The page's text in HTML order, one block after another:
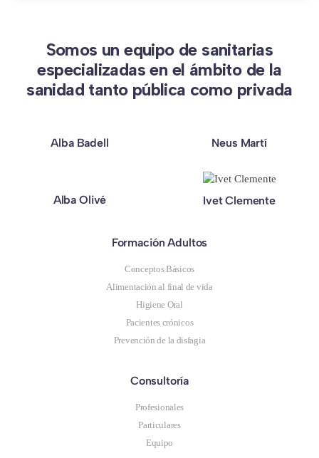
Somos un equipo de sanitarias
especializadas en el ámbito de la
sanidad tanto pública como privada
Alba Badell Neus Martí
Alba Olivé Ivet Clemente
Formación Adultos
Conceptos Básicos
Alimentación al final de vida
Higiene Oral
Pacientes crónicos
Prevención de la disfagia
Consultoría
Profesionales
Particulares
Equipo